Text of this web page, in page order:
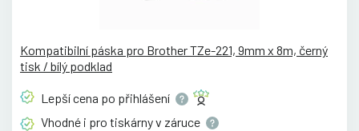
Kompatibilní páska pro Brother TZe-221, 9mm x 8m, černý
tisk / bílý podklad
Lepší cena po přihlášení
Vhodné i pro tiskárny v záruce